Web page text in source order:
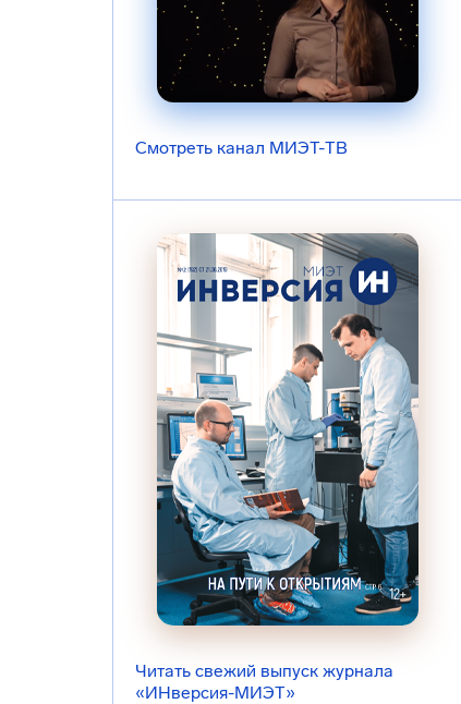
Смотреть канал МИЭТ-ТВ
Читать свежий выпуск журнала
«ИНверсия-МИЭТ»